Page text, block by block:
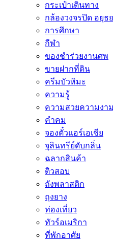
กระเป๋าเดินทาง
กล้องวงจรปิด อยุธ
การศึกษา
กีฬา
ของชำร่วยงานศพ
ขายฝากที่ดิน
ครีมบัวหิมะ
ความรู้
ความสวยความงาม
คำคม
จองตั๋วแอร์เอเชีย
จุลินทรีย์ดับกลิ่น
ฉลากสินค้า
ติวสอบ
ถังพลาสติก
ถุงยาง
ท่องเที่ยว
ทัวร์อเมริกา
ที่พักอาศัย